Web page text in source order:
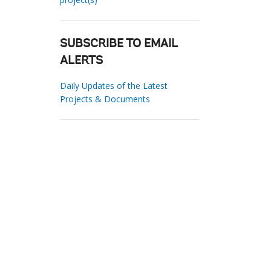
SUBSCRIBE TO EMAIL
ALERTS
Daily Updates of the Latest
Projects & Documents